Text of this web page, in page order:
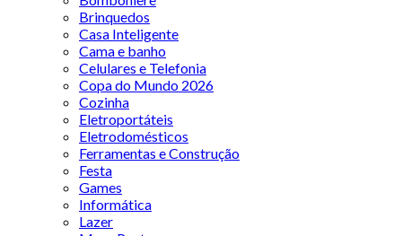
Brinquedos
Casa Inteligente
Cama e banho
Celulares e Telefonia
Copa do Mundo 2026
Cozinha
Eletroportáteis
Eletrodomésticos
Ferramentas e Construção
Festa
Games
Informática
Lazer